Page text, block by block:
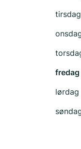
tirsdag
fredag
lørdag